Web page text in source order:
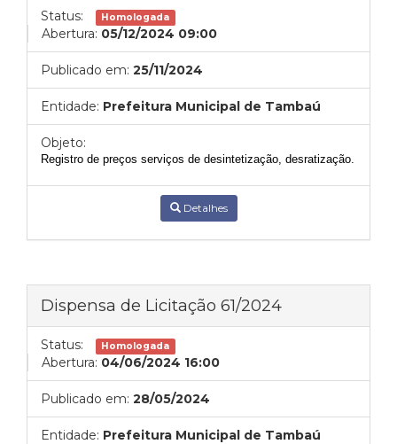
Status: Homologada
Abertura: 05/12/2024 09:00
Publicado em: 25/11/2024
Entidade: Prefeitura Municipal de Tambaú
Objeto:
Registro de preços serviços de desintetização, desratização.
Detalhes
Dispensa de Licitação 61/2024
Status: Homologada
Abertura: 04/06/2024 16:00
Publicado em: 28/05/2024
Entidade: Prefeitura Municipal de Tambaú